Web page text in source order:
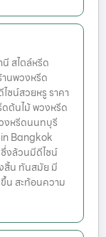
สไตล์หรีด
นพวงหรีด
ซน์สวยหรู ราคา
ต้นไม้ พวงหรีด
งหรีดนนทบุรี
Bangkok
งล้วนมีดีไซน์
สิ้น ทันสมัย มี
น สะท้อนความ